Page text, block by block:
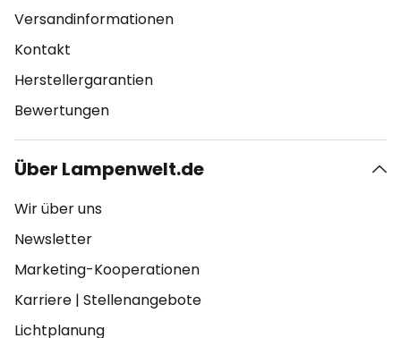
Versandinformationen
Kontakt
Herstellergarantien
Bewertungen
Über Lampenwelt.de
Wir über uns
Newsletter
Marketing-Kooperationen
Karriere | Stellenangebote
Lichtplanung